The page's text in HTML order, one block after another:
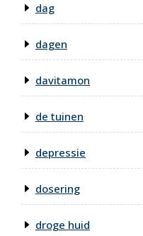
dag
dagen
davitamon
de tuinen
depressie
dosering
droge huid